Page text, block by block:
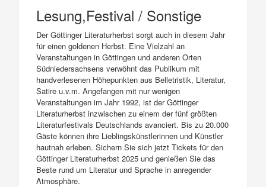
Lesung,Festival / Sonstige
Der Göttinger Literaturherbst sorgt auch in diesem Jahr
für einen goldenen Herbst. Eine Vielzahl an
Veranstaltungen in Göttingen und anderen Orten
Südniedersachsens verwöhnt das Publikum mit
handverlesenen Höhepunkten aus Belletristik, Literatur,
Satire u.v.m. Angefangen mit nur wenigen
Veranstaltungen im Jahr 1992, ist der Göttinger
Literaturherbst inzwischen zu einem der fünf größten
Literaturfestivals Deutschlands avanciert. Bis zu 20.000
Gäste können ihre Lieblingskünstlerinnen und Künstler
hautnah erleben. Sichern Sie sich jetzt Tickets für den
Göttinger Literaturherbst 2025 und genießen Sie das
Beste rund um Literatur und Sprache in anregender
Atmosphäre.